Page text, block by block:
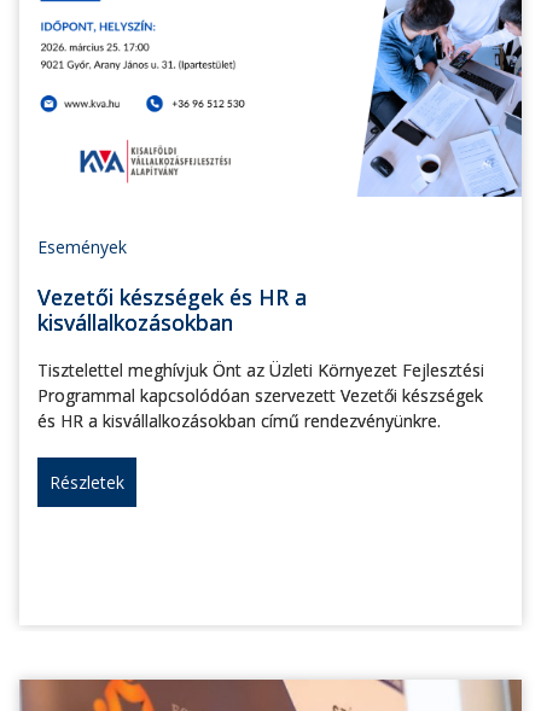
Események
Vezetői készségek és HR a
kisvállalkozásokban
Tisztelettel meghívjuk Önt az Üzleti Környezet Fejlesztési
Programmal kapcsolódóan szervezett Vezetői készségek
és HR a kisvállalkozásokban című rendezvényünkre.
Részletek